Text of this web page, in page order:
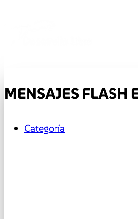
MENSAJES FLASH
Categoría